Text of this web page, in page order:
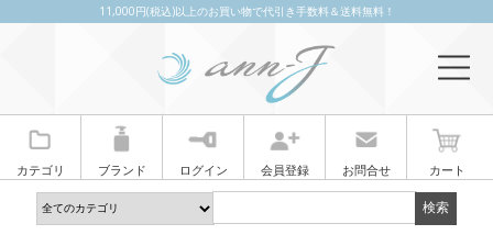
11,000円(税込)以上のお買い物で代引き手数料＆送料無料！
カテゴリ ブランド ログイン 会員登録 お問合せ カート